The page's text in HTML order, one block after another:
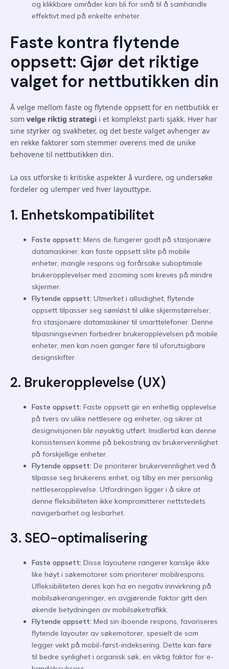
og klikkbare områder kan bli for små til å samhandle
effektivt med på enkelte enheter.
Faste kontra flytende
oppsett: Gjør det riktige
valget for nettbutikken din
Å velge mellom faste og flytende oppsett for en nettbutikk er
som velge riktig strategi i et komplekst parti sjakk. Hver har
sine styrker og svakheter, og det beste valget avhenger av
en rekke faktorer som stemmer overens med de unike
behovene til nettbutikken din.
La oss utforske ti kritiske aspekter å vurdere, og undersøke
fordeler og ulemper ved hver layouttype.
1. Enhetskompatibilitet
Faste oppsett: Mens de fungerer godt på stasjonære
datamaskiner, kan faste oppsett slite på mobile
enheter, mangle respons og forårsake suboptimale
brukeropplevelser med zooming som kreves på mindre
skjermer.
Flytende oppsett: Utmerket i allsidighet, flytende
oppsett tilpasser seg sømløst til ulike skjermstørrelser,
fra stasjonære datamaskiner til smarttelefoner. Denne
tilpasningsevnen forbedrer brukeropplevelsen på mobile
enheter, men kan noen ganger føre til uforutsigbare
designskifter.
2. Brukeropplevelse (UX)
Faste oppsett: Faste oppsett gir en enhetlig opplevelse
på tvers av ulike nettlesere og enheter, og sikrer at
designvisjonen blir nøyaktig utført. Imidlertid kan denne
konsistensen komme på bekostning av brukervennlighet
på forskjellige enheter.
Flytende oppsett: De prioriterer brukervennlighet ved å
tilpasse seg brukerens enhet, og tilby en mer personlig
nettleseropplevelse. Utfordringen ligger i å sikre at
denne fleksibiliteten ikke kompromitterer nettstedets
navigerbarhet og lesbarhet.
3. SEO-optimalisering
Faste oppsett: Disse layoutene rangerer kanskje ikke
like høyt i søkemotorer som prioriterer mobilrespons.
Ufleksibiliteten deres kan ha en negativ innvirkning på
mobilsøkerangeringer, en avgjørende faktor gitt den
økende betydningen av mobilsøketrafikk.
Flytende oppsett: Med sin iboende respons, favoriseres
flytende layouter av søkemotorer, spesielt de som
legger vekt på mobil-først-indeksering. Dette kan føre
til bedre synlighet i organisk søk, en viktig faktor for e-